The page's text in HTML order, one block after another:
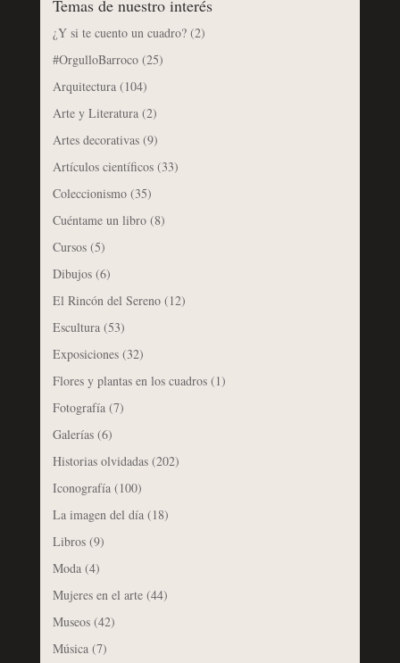
Temas de nuestro interés
¿Y si te cuento un cuadro?(2)
#OrgulloBarroco(25)
Arquitectura(104)
Arte y Literatura(2)
Artes decorativas(9)
Artículos científicos(33)
Coleccionismo(35)
Cuéntame un libro(8)
Cursos(5)
Dibujos(6)
El Rincón del Sereno(12)
Escultura(53)
Exposiciones(32)
Flores y plantas en los cuadros(1)
Fotografía(7)
Galerías(6)
Historias olvidadas(202)
Iconografía(100)
La imagen del día(18)
Libros(9)
Moda(4)
Mujeres en el arte(44)
Museos(42)
Música(7)